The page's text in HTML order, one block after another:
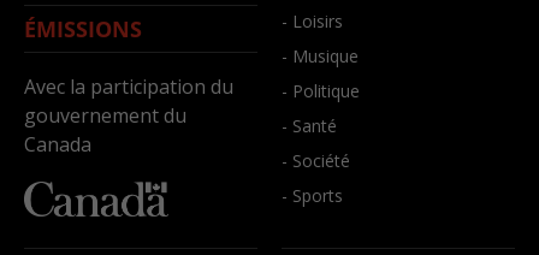
ÉMISSIONS
Avec la participation du
gouvernement du
Canada
- Loisirs
- Musique
- Politique
- Santé
- Société
- Sports